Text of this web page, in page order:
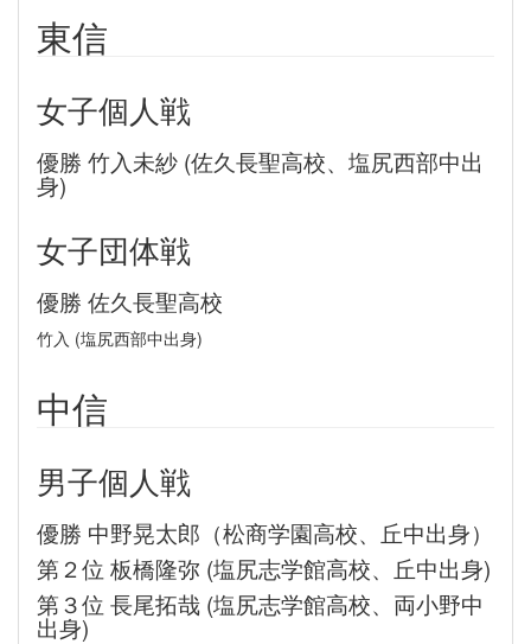
東信
女子個人戦
優勝 竹入未紗 (佐久長聖高校、塩尻西部中出
身)
女子団体戦
優勝 佐久長聖高校
竹入 (塩尻西部中出身)
中信
男子個人戦
優勝 中野晃太郎（松商学園高校、丘中出身）
第２位 板橋隆弥 (塩尻志学館高校、丘中出身)
第３位 長尾拓哉 (塩尻志学館高校、両小野中
出身)